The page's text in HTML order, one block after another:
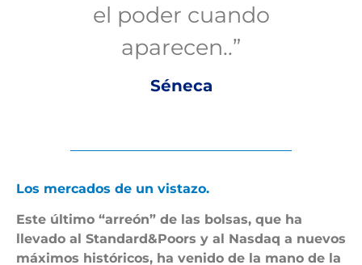
el poder cuando
aparecen..”
Séneca
Los mercados de un vistazo.
Este último “arreón” de las bolsas, que ha
llevado al Standard&Poors y al Nasdaq a nuevos
máximos históricos, ha venido de la mano de la